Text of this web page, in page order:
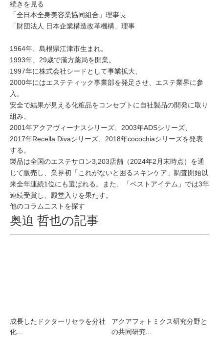
続きを見る
「全日本全身美容業協同組合」理事長
「財団法人 日本企業構造改革機構」理事
1964年、島根県江津市生まれ。
1993年、29歳で漢方薬局を開業。
1997年に株式会社シードとして事業拡大、
2000年にはエステティック事業部を発足させ、エステ業界に参
入。
安全で結果が見える化粧品をコンセプトに自社製品の開発に取り
組み、
2001年アクアヴィーナスシリーズ、2003年ADSシリーズ、
2017年Recella Divaシリーズ、2018年cocochiaシリーズを発表
する。
製品は全国のエステサロン3,203店舗（2024年2月末時点）を通
じて販売し、業界初「これがないと困るスキンケア」調査開始以
来全年連続1位にも選ばれる。また、「ベストアイテム」では3年
連続受賞し、殿堂入りを果たす。
他のコラムニストを探す
奥迫 哲也の記事
成長したドクターリセラを分社
化...
アクアフォトミクス研究分野と
の共同研究...